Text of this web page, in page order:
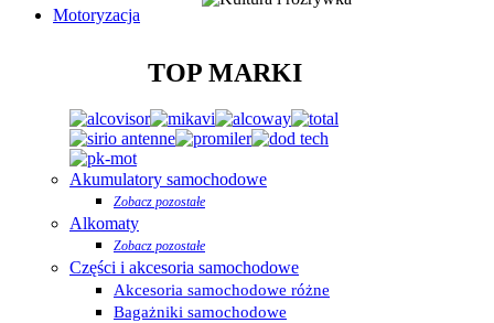
Motoryzacja
TOP MARKI
Akumulatory samochodowe
Zobacz pozostałe
Alkomaty
Zobacz pozostałe
Części i akcesoria samochodowe
Akcesoria samochodowe różne
Bagażniki samochodowe